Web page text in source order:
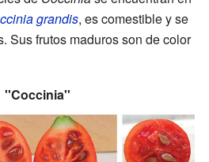
grandis, es comestible y se
Sus frutos maduros son de color
''Coccinia''